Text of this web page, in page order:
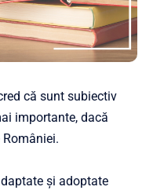
că sunt subiectiv
importante, dacă
și adoptate